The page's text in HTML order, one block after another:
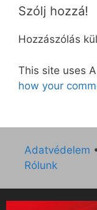
Szólj hozzá!
Hozzászólás
This site uses
how your
Adatvédelem
Rólunk